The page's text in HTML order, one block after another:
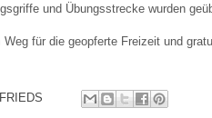
und Übungsstrecke wurden
für die geopferte Freizeit und